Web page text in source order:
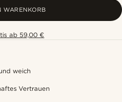
WARENKORB
ab 59,00 €
weich
Vertrauen